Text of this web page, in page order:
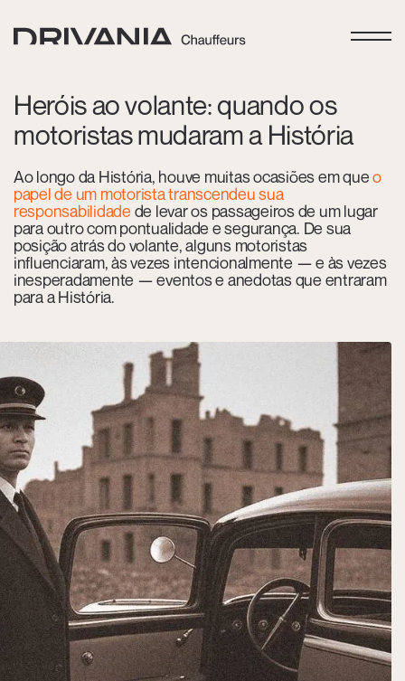
Heróis ao volante: quando os
motoristas mudaram a História
Ao longo da História, houve muitas ocasiões em queo
papel de um motorista transcendeu sua
responsabilidade de levar os passageiros de um lugar
para outro com pontualidade e segurança. De sua
posição atrás do volante, alguns motoristas
influenciaram, às vezes intencionalmente — e às vezes
inesperadamente — eventos e anedotas que entraram
para a História.